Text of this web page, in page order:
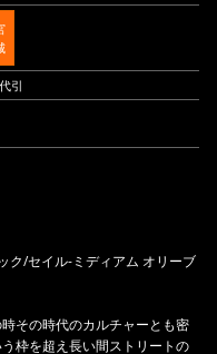
引
ク/セイル-ミディアム オリーブ
その時代のカルチャーとも密
枠を超え長い間ストリートの